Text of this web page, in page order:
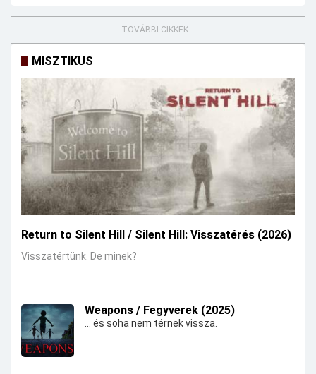
TOVÁBBI CIKKEK...
MISZTIKUS
Return to Silent Hill / Silent Hill: Visszatérés (2026)
Visszatértünk. De minek?
Weapons / Fegyverek (2025)
... és soha nem térnek vissza.